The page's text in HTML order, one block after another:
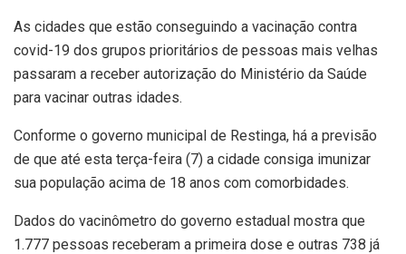
As cidades que estão conseguindo a vacinação contra
covid-19 dos grupos prioritários de pessoas mais velhas
passaram a receber autorização do Ministério da Saúde
para vacinar outras idades.
Conforme o governo municipal de Restinga, há a previsão
de que até esta terça-feira (7) a cidade consiga imunizar
sua população acima de 18 anos com comorbidades.
Dados do vacinômetro do governo estadual mostra que
1.777 pessoas receberam a primeira dose e outras 738 já